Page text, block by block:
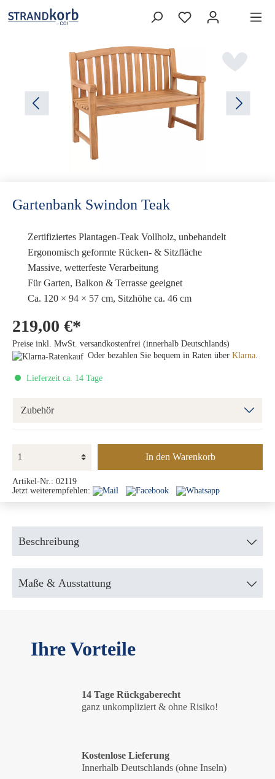
Gartenbank Swindon Teak
Zertifiziertes Plantagen-Teak Vollholz, unbehandelt
Ergonomisch geformte Rücken- & Sitzfläche
Massive, wetterfeste Verarbeitung
Für Garten, Balkon & Terrasse geeignet
Ca. 120 × 94 × 57 cm, Sitzhöhe ca. 46 cm
219,00 €*
Preise inkl. MwSt. versandkostenfrei (innerhalb Deutschlands)
Oder bezahlen Sie bequem in Raten über Klarna.
Lieferzeit ca. 14 Tage
Zubehör
In den Warenkorb
Artikel-Nr.: 02119
Jetzt weiterempfehlen:
Beschreibung
Maße & Ausstattung
Ihre Vorteile
14 Tage Rückgaberecht
ganz unkompliziert & ohne Risiko!
Kostenlose Lieferung
Innerhalb Deutschlands (ohne Inseln)